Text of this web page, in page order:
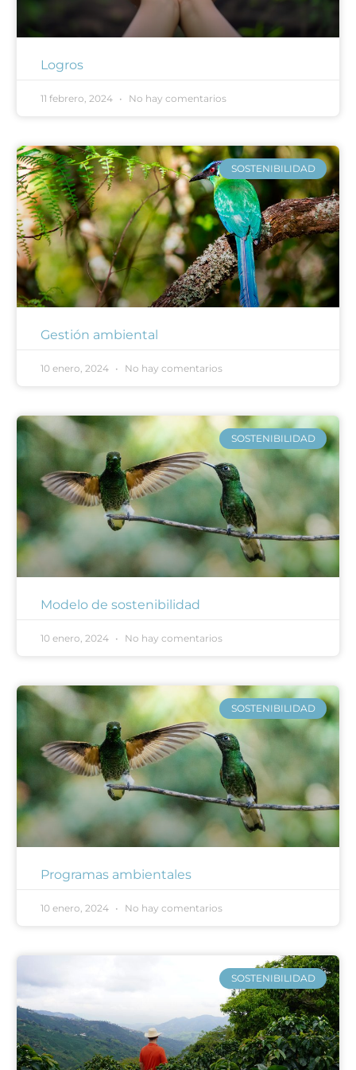
Logros
11 febrero, 2024 No hay comentarios
SOSTENIBILIDAD
Gestión ambiental
10 enero, 2024 No hay comentarios
SOSTENIBILIDAD
Modelo de sostenibilidad
10 enero, 2024 No hay comentarios
SOSTENIBILIDAD
Programas ambientales
10 enero, 2024 No hay comentarios
SOSTENIBILIDAD